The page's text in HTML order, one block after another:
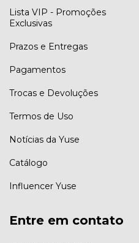
Lista VIP - Promoções
Exclusivas
Prazos e Entregas
Pagamentos
Trocas e Devoluções
Termos de Uso
Notícias da Yuse
Catálogo
Influencer Yuse
Entre em contato